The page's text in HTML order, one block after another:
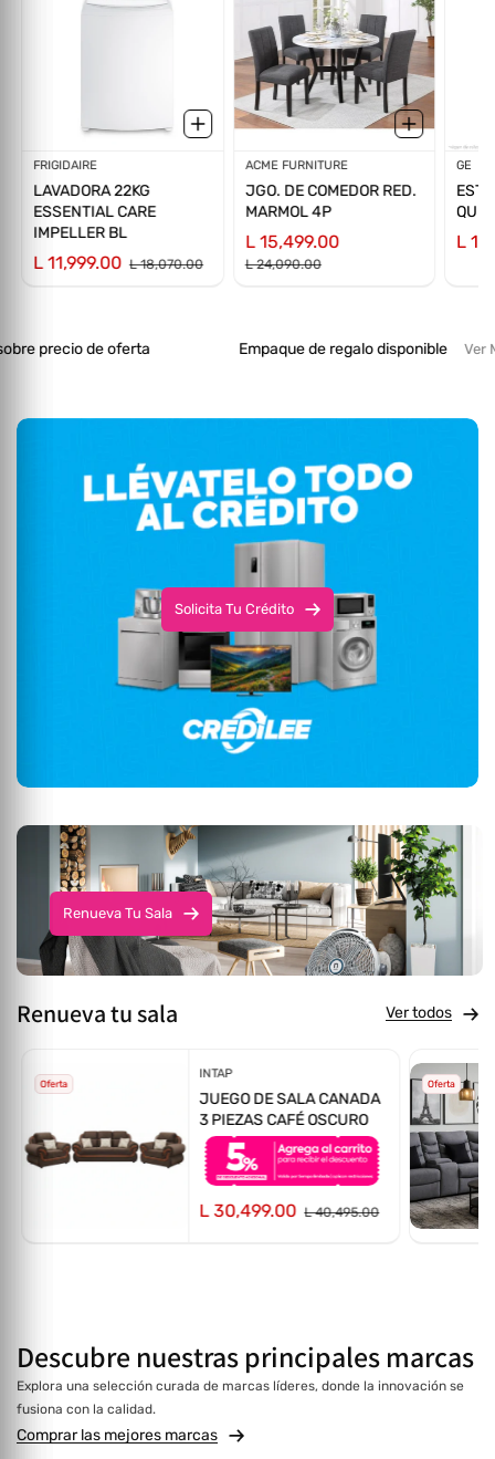
Proveedor:
FRIGIDAIRE
LAVADORA 22KG
ESSENTIAL CARE
IMPELLER BL
L 11,999.00 L 18,070.00
Proveedor:
ACME FURNITURE
JGO. DE COMEDOR RED.
MARMOL 4P
L 15,499.00
L 24,090.00
GE
L
de oferta Empaque de regalo disponible Ver Más
Solicita Tu Crédito
Renueva Tu Sala
Renueva tu sala Ver todos
Oferta Proveedor:
INTAP
JUEGO DE SALA CANADA
3 PIEZAS CAFÉ OSCURO
L 30,499.00 L 40,495.00
Oferta
Descubre nuestras principales marcas
Explora una selección curada de marcas líderes, donde la innovación se
fusiona con la calidad.
Comprar las mejores marcas